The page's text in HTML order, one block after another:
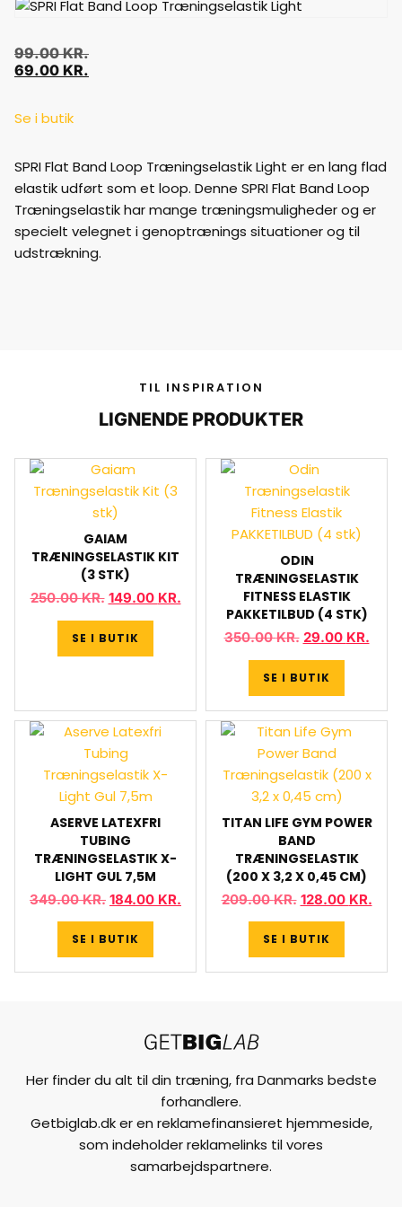
99.00KR.
69.00 KR.
Se i butik
SPRI Flat Band Loop Træningselastik Light er en lang flad
elastik udført som et loop. Denne SPRI Flat Band Loop
Træningselastik har mange træningsmuligheder og er
specielt velegnet i genoptrænings situationer og til
udstrækning.
TIL INSPIRATION
LIGNENDE PRODUKTER
GAIAM
TRÆNINGSELASTIK KIT
(3 STK)
250.00KR. 149.00 KR.
SE I BUTIK
ODIN
TRÆNINGSELASTIK
FITNESS ELASTIK
PAKKETILBUD (4 STK)
350.00KR. 29.00 KR.
SE I BUTIK
ASERVE LATEXFRI
TUBING
TRÆNINGSELASTIK X-
LIGHT GUL 7,5M
349.00KR. 184.00 KR.
SE I BUTIK
TITAN LIFE GYM POWER
BAND
TRÆNINGSELASTIK
(200 X 3,2 X 0,45 CM)
209.00KR. 128.00 KR.
SE I BUTIK
Her finder du alt til din træning, fra Danmarks bedste
forhandlere.
Getbiglab.dk er en reklamefinansieret hjemmeside,
som indeholder reklamelinks til vores
samarbejdspartnere.